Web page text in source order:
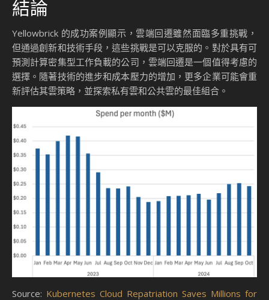
結論
Yellowbrick 的成功案例顯示，雲端回遷雖然面臨多重挑戰，
但通過創新和技術手段，這些挑戰是可以克服的。對於具有可
預測計算密集型工作負載的公司，雲端回遷是一個值得考慮的
選擇。隨著技術的進步和成本壓力的增加，更多企業可能會重
新評估其雲策略，並探索私有雲和公共雲的最佳組合。
Source: Kubernetes Cloud Repatriation Saves Millions for